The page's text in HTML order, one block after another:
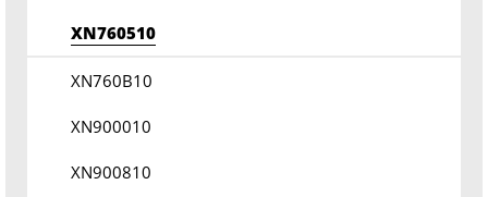
XN760510
XN760B10
XN900010
XN900810